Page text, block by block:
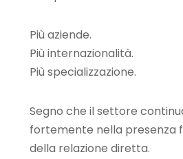
Più aziende.
Più internazionalità.
Più specializzazione.
Segno che il settore
fortemente nella presenza
della relazione diretta.